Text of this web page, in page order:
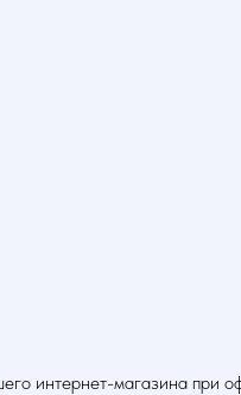
интернет-магазина при